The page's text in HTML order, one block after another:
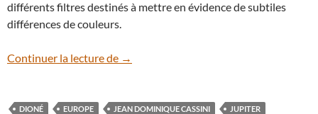
différents filtres destinés à mettre en évidence de subtiles
différences de couleurs.
Continuer la lecture de De mystérieuses lignes rouges sur le
→
DIONÉ EUROPE JEAN DOMINIQUE CASSINI
JUPITER